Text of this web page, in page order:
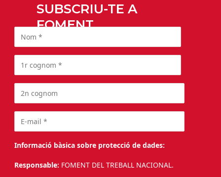
SUBSCRIU-TE A
FOMENT
Informació bàsica sobre protecció de dades:
Responsable: FOMENT DEL TREBALL NACIONAL.